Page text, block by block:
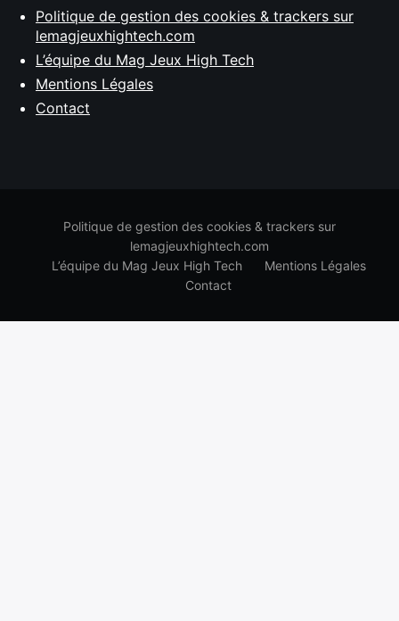
Politique de gestion des cookies & trackers sur
lemagjeuxhightech.com
L’équipe du Mag Jeux High Tech
Mentions Légales
Contact
Politique de gestion des cookies & trackers sur
lemagjeuxhightech.com
L’équipe du Mag Jeux High Tech
Mentions Légales
Contact